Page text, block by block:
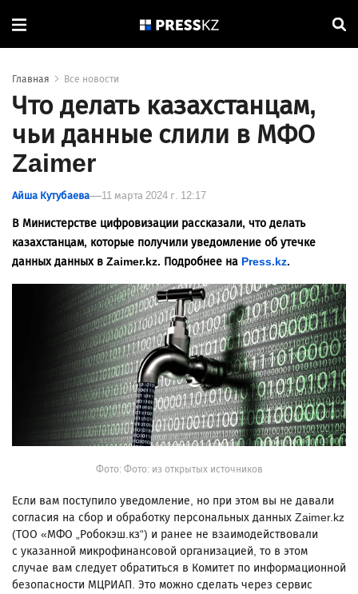
Главная Все новости
Что делать казахстанцам,
чьи данные слили в МФО
Zaimer
Айша Кутубаева 11 марта 2024 г. 12:17
В Министерстве цифровизации рассказали, что делать
казахстанцам, которые получили уведомление об утечке
данных данных в Zaimer.kz. Подробнее на Press.kz.
Фото: Фото: из открытых источников
Если вам поступило уведомление, но при этом вы не давали
согласия на сбор и обработку персональных данных Zaimer.kz
(ТОО «МФО „Робокэш.кз“) и ранее не взаимодействовали
с указанной микрофинансовой организацией, то в этом
случае вам следует обратиться в Комитет по информационной
безопасности МЦРИАП. Это можно сделать через сервис